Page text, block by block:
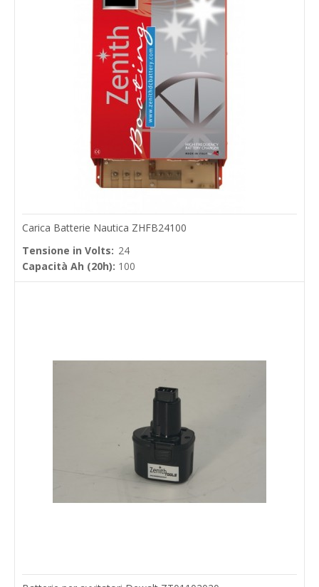
Carica Batterie Nautica ZHFB24100
Tensione in Volts: 24
Capacità Ah (20h): 100